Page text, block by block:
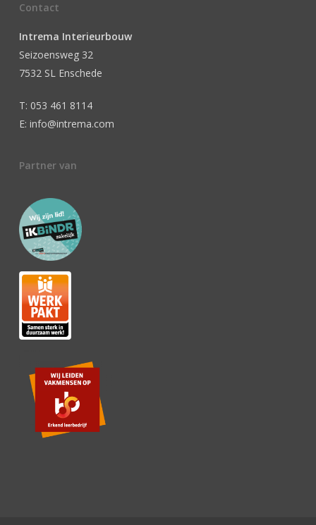
Contact
Intrema Interieurbouw
Seizoensweg 32
7532 SL Enschede
T: 053 461 8114
E: info@intrema.com
Partner van